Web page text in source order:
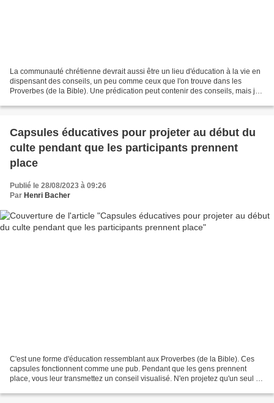
La communauté chrétienne devrait aussi être un lieu d'éducation à la vie en
dispensant des conseils, un peu comme ceux que l'on trouve dans les
Proverbes (de la Bible). Une prédication peut contenir des conseils, mais je
Capsules éducatives pour projeter au début du
culte pendant que les participants prennent
place
Publié le 28/08/2023 à 09:26
Par Henri Bacher
C'est une forme d'éducation ressemblant aux Proverbes (de la Bible). Ces
capsules fonctionnent comme une pub. Pendant que les gens prennent
place, vous leur transmettez un conseil visualisé. N'en projetez qu'un seul à